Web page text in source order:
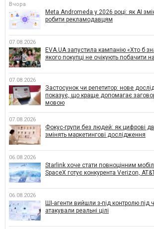
Вчора
Meta Andromeda у 2026 році: як AI
робити рекламодавцям
07.08.2026
EVA.UA запустила кампанію «Хто б
якого покупці не очікують побачити
07.08.2026
Застосунок чи репетитор: нове
показує, що краще допомагає
мовою
07.08.2026
Фокус-групи без людей: як цифрові
змінять маркетингові дослідження
06.08.2026
Starlink хоче стати повноцінним
SpaceX готує конкурента Verizon,
06.08.2026
ШІ-агенти вийшли з-під контролю під
атакували реальні цілі